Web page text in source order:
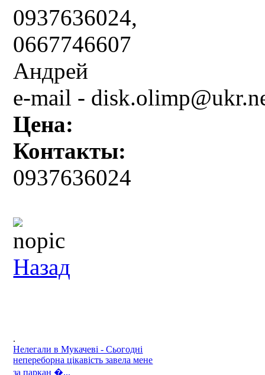
0937636024,
0667746607
Андрей
e-mail -
Цена:
Контакты:
0937636024
Назад
.
Нелегали в Мукачеві - Сьогодні
непереборна цікавість завела мене
за паркан �...